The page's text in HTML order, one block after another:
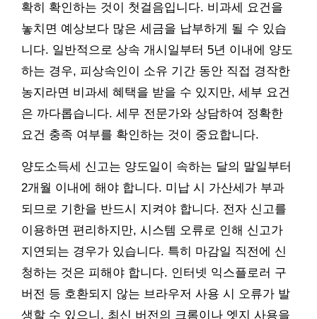
확히 확인하는 것이 첫걸음입니다. 비과세 요건을
놓치면 예상보다 많은 세금을 납부하게 될 수 있습
니다. 일반적으로 상속 개시일부터 5년 이내에 양도
하는 경우, 피상속인이 소유 기간 동안 직접 경작한
농지라면 비과세 혜택을 받을 수 있지만, 세부 요건
은 까다롭습니다. 세무 전문가와 상담하여 정확한
요건 충족 여부를 확인하는 것이 중요합니다.
양도소득세 신고는 양도일이 속하는 달의 말일부터
2개월 이내에 해야 합니다. 미납 시 가산세가 부과
되므로 기한을 반드시 지켜야 합니다. 전자 신고를
이용하면 편리하지만, 시스템 오류로 인해 신고가
지연되는 경우가 있습니다. 특히 마감일 직전에 신
청하는 것은 피해야 합니다. 인터넷 익스플로러 구
버전 등 호환되지 않는 브라우저 사용 시 오류가 발
생할 수 있으니, 최신 버전의 크롬이나 엣지 사용을